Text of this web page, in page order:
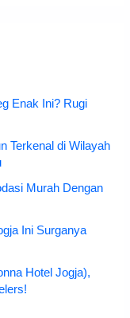
Enak Ini? Rugi
Terkenal di Wilayah
Murah Dengan
Ini Surganya
Hotel Jogja),